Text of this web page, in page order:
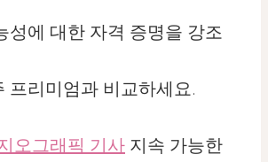
성에 대한 자격 증명을 강조
프리미엄과 비교하세요.
오그래픽 기사 지속 가능한